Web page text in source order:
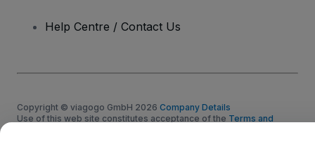
Help Centre / Contact Us
Copyright © viagogo GmbH 2026 Company Details
Use of this web site constitutes acceptance of the Terms and